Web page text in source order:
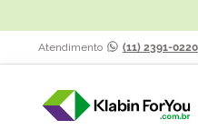
Atendimento (11) 2391-0220